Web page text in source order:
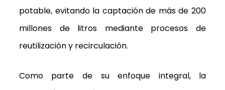
potable, evitando la captación de más de 200
millones de litros mediante procesos de
reutilización y recirculación.
Como parte de su enfoque integral, la